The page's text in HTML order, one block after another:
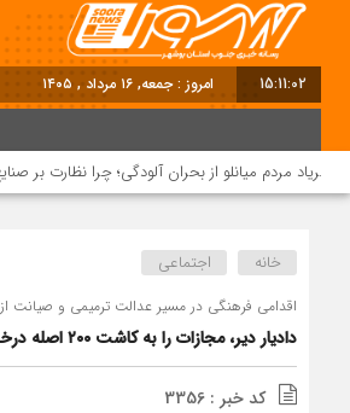
15:11:03 امروز : جمعه, ۱۶ مرداد , ۱۴۰۵
فریاد مردم میانلو از بحران آلودگی؛ چرا نظارت بر صنایع
خانه اجتماعی
اقدامی فرهنگی در مسیر عدالت ترمیمی و صیانت
دادیار دیر، مجازات را به کاشت ۲۰۰ اصله درخت حرا تبدیل کرد
کد خبر : 3356